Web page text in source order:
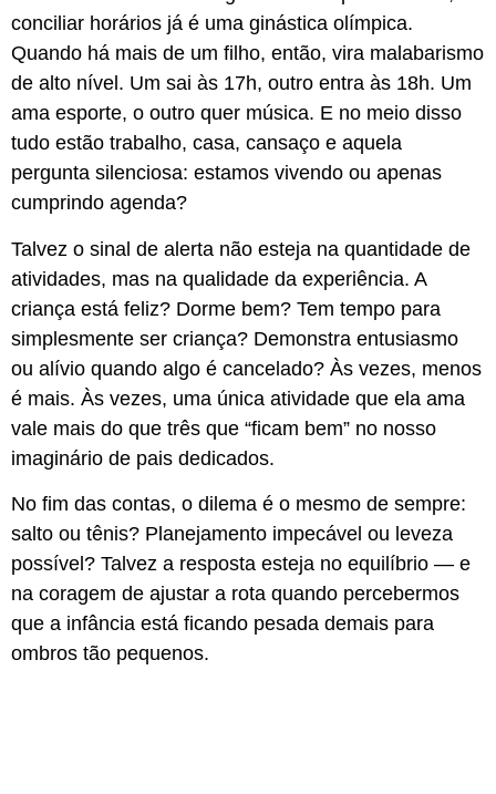
conciliar horários já é uma ginástica olímpica.
Quando há mais de um filho, então, vira malabarismo
de alto nível. Um sai às 17h, outro entra às 18h. Um
ama esporte, o outro quer música. E no meio disso
tudo estão trabalho, casa, cansaço e aquela
pergunta silenciosa: estamos vivendo ou apenas
cumprindo agenda?
Talvez o sinal de alerta não esteja na quantidade de
atividades, mas na qualidade da experiência. A
criança está feliz? Dorme bem? Tem tempo para
simplesmente ser criança? Demonstra entusiasmo
ou alívio quando algo é cancelado? Às vezes, menos
é mais. Às vezes, uma única atividade que ela ama
vale mais do que três que “ficam bem” no nosso
imaginário de pais dedicados.
No fim das contas, o dilema é o mesmo de sempre:
salto ou tênis? Planejamento impecável ou leveza
possível? Talvez a resposta esteja no equilíbrio — e
na coragem de ajustar a rota quando percebermos
que a infância está ficando pesada demais para
ombros tão pequenos.